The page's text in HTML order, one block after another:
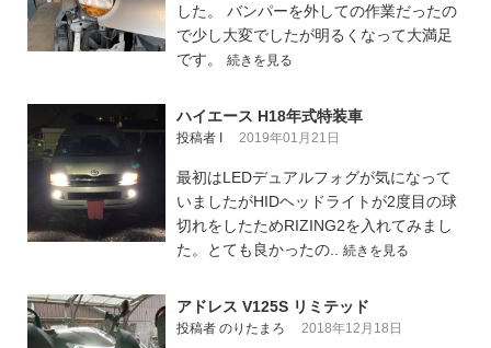
した。 バンパーを外しての作業だったの
で少し大変でしたが明るくなって大満足
です。 続きを見る
ハイエース H18年式特装車
投稿者 I 2019年01月21日
最初はLEDデュアルフォグが気になって
いましたがHIDヘッドライトが2度目の球
切れをしたためRIZING2を入れてみまし
た。とても良かったの.. 続きを見る
アドレス V125S リミテッド
投稿者 のりたまろ 2018年12月18日